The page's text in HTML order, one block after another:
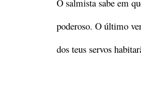
O salmista sabe em
poderoso. O último
dos teus servos